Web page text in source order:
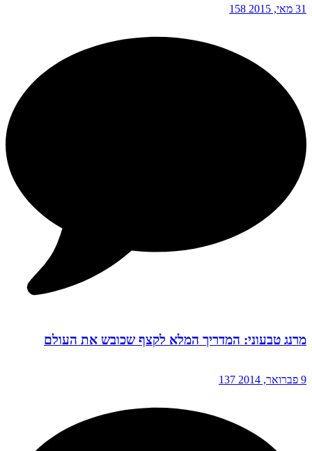
31 מאי, 2015 158
מרנג טבעוני: המדריך המלא לקצף שכובש את העולם
9 פברואר, 2014 137